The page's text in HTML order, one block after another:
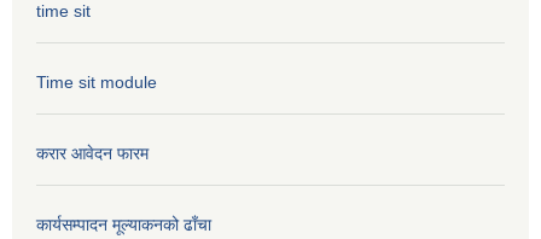
time sit
Time sit module
करार आवेदन फारम
कार्यसम्पादन मूल्या‌कनको ढाँचा